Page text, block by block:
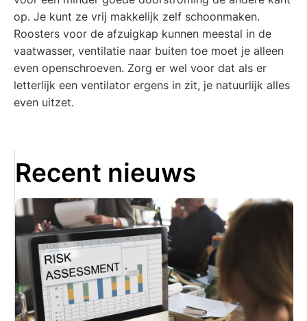
op. Je kunt ze vrij makkelijk zelf schoonmaken.
Roosters voor de afzuigkap kunnen meestal in de
vaatwasser, ventilatie naar buiten toe moet je alleen
even openschroeven. Zorg er wel voor dat als er
letterlijk een ventilator ergens in zit, je natuurlijk alles
even uitzet.
Recent nieuws